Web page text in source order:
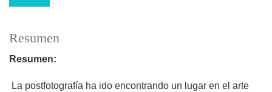
Resumen
Resumen:
La postfotografía ha ido encontrando un lugar en el arte